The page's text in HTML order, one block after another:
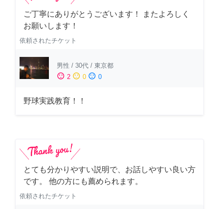
ご丁寧にありがとうございます！ またよろしく
お願いします！
依頼されたチケット
男性 / 30代 / 東京都
sentiment_satisfied 2 sentiment_neutral 0 sentiment_dissatisfied 0
野球実践教育！！
とても分かりやすい説明で、お話しやすい良い方
です。 他の方にも薦められます。
依頼されたチケット